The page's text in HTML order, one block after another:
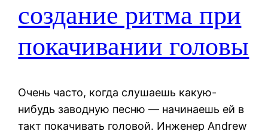
создание ритма при
покачивании головы
Очень часто, когда слушаешь какую-
нибудь заводную песню — начинаешь ей в
такт покачивать головой. Инженер Andrew